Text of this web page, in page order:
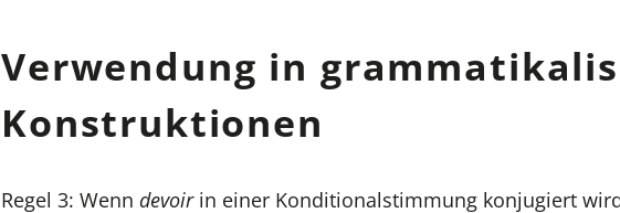
Verwendung in
Konstruktionen
Regel 3: Wenn devoirin einer Konditionalstimmung konjugiert